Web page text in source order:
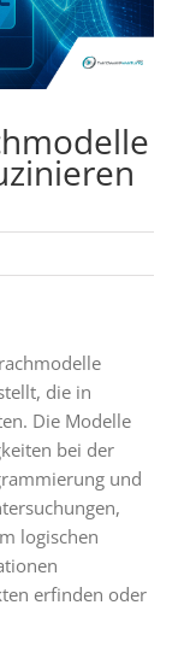
die in
Die Modelle
bei der
und
logischen
erfinden oder